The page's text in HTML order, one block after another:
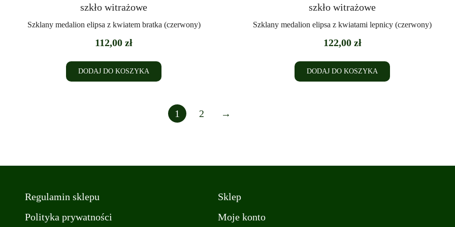
Szklany medalion elipsa z kwiatem bratka (czerwony)
112,00 zł
DODAJ DO KOSZYKA
Szklany medalion elipsa z kwiatami lepnicy (czerwony)
122,00 zł
DODAJ DO KOSZYKA
1 2 →
Regulamin sklepu
Polityka prywatności
Sklep
Moje konto